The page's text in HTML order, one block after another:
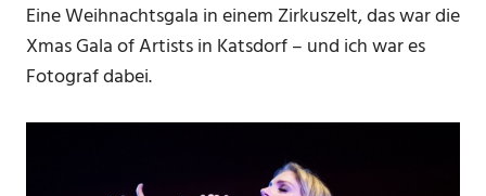
Eine Weihnachtsgala in einem Zirkuszelt, das war die
Xmas Gala of Artists in Katsdorf – und ich war es
Fotograf dabei.